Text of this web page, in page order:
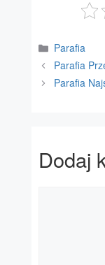
Kategorie
Parafia
Parafia
Parafia
Dodaj